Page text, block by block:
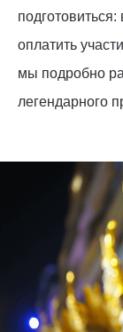
оплатить
мы подробно
легендарного